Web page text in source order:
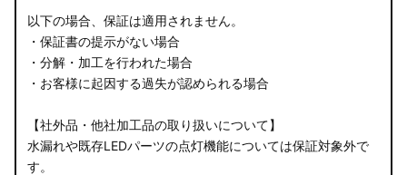
以下の場合、保証は適用されません。
・保証書の提示がない場合
・分解・加工を行われた場合
・お客様に起因する過失が認められる場合
【社外品・他社加工品の取り扱いについて】
水漏れや既存LEDパーツの点灯機能については保証対象外で
す。